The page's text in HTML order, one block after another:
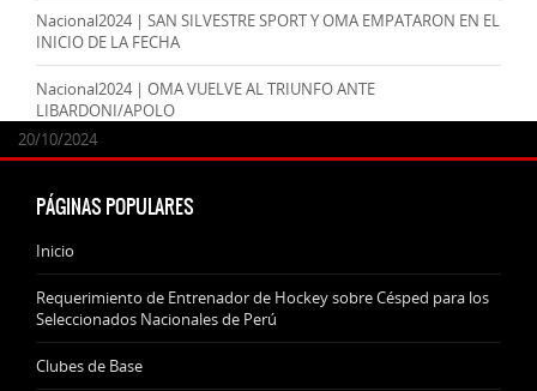
24/09/2025
07/11/2024
Nacional2024 | SAN SILVESTRE SPORT Y OMA EMPATARON EN EL
INICIO DE LA FECHA
20/10/2024
Nacional2024 | OMA VUELVE AL TRIUNFO ANTE
LIBARDONI/APOLO
20/10/2024
PÁGINAS POPULARES
Inicio
Requerimiento de Entrenador de Hockey sobre Césped para los
Seleccionados Nacionales de Perú
Clubes de Base